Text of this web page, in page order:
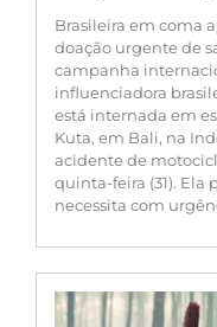
Brasileira em coma
doação urgente de
campanha
influenciadora
está internada em
Kuta, em Bali, na
acidente de
quinta-feira (31).
necessita com